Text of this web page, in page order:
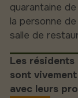
quarantaine
la personne
salle de
Les
sont
avec leurs